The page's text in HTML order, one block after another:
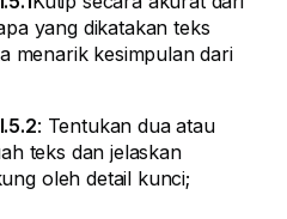
yang dikatakan teks
menarik kesimpulan dari
: Tentukan dua atau
teks dan jelaskan
oleh detail kunci;